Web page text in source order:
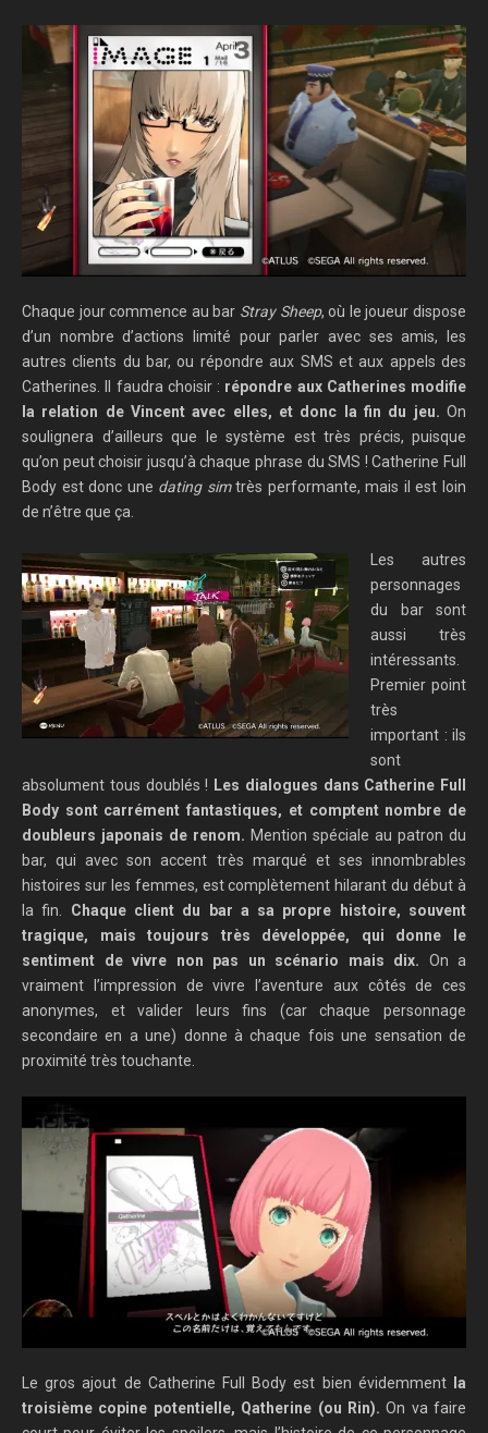
Chaque jour commence au bar Stray Sheep, où le joueur dispose
d’un nombre d’actions limité pour parler avec ses amis, les
autres clients du bar, ou répondre aux SMS et aux appels des
Catherines. Il faudra choisir : répondre aux Catherines modifie
la relation de Vincent avec elles, et donc la fin du jeu. On
soulignera d’ailleurs que le système est très précis, puisque
qu’on peut choisir jusqu’à chaque phrase du SMS ! Catherine Full
Body est donc une dating simtrès performante, mais il est loin
de n’être que ça.
Les autres
personnages
du bar sont
aussi très
intéressants.
Premier point
très
important : ils
sont
absolument tous doublés ! Les dialogues dans Catherine Full
Body sont carrément fantastiques, et comptent nombre de
doubleurs japonais de renom. Mention spéciale au patron du
bar, qui avec son accent très marqué et ses innombrables
histoires sur les femmes, est complètement hilarant du début à
la fin. Chaque client du bar a sa propre histoire, souvent
tragique, mais toujours très développée, qui donne le
sentiment de vivre non pas un scénario mais dix. On a
vraiment l’impression de vivre l’aventure aux côtés de ces
anonymes, et valider leurs fins (car chaque personnage
secondaire en a une) donne à chaque fois une sensation de
proximité très touchante.
Le gros ajout de Catherine Full Body est bien évidemment
la
troisième copine potentielle, Qatherine (ou Rin). On va faire